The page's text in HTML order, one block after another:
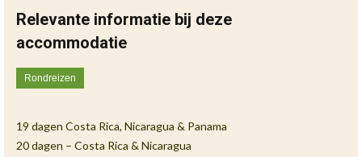
Relevante informatie bij deze
accommodatie
Rondreizen
19 dagen Costa Rica, Nicaragua & Panama
20 dagen – Costa Rica & Nicaragua